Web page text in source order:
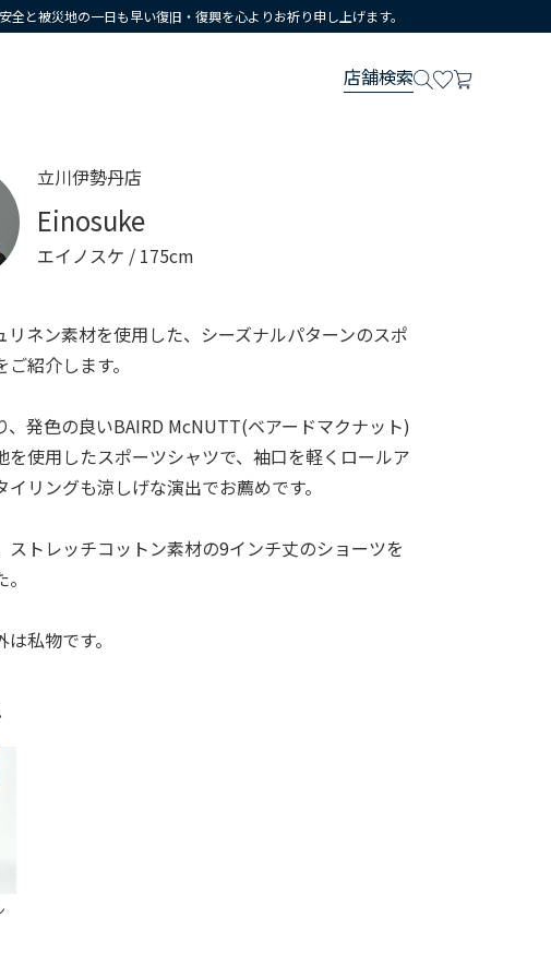
と被災地の一日も早い復旧・復興を心よりお祈り申し上げます。
店舗検索
立川伊勢丹店
Einosuke
エイノスケ / 175cm
リネン素材を使用した、シーズナルパターンのスポ
紹介します。
、発色の良いBAIRD McNUTT(ベアードマクナット)
を使用したスポーツシャツで、袖口を軽くロールア
イリングも涼しげな演出でお薦めです。
ストレッチコットン素材の9インチ丈のショーツを
私物です。